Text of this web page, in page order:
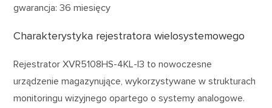
gwarancja: 36 miesięcy
Charakterystyka rejestratora wielosystemowego
Rejestrator XVR5108HS-4KL-I3 to nowoczesne
urządzenie magazynujące, wykorzystywane w strukturach
monitoringu wizyjnego opartego o systemy analogowe.